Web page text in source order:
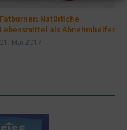
Fatburner: Natürliche
Lebensmittel als Abnehmhelfer
21. Mai 2017